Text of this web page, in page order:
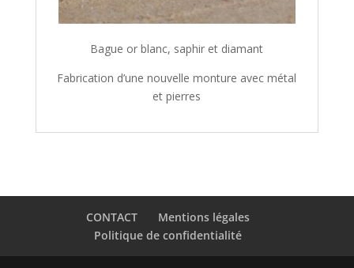
Bague or blanc, saphir et diamant
Fabrication d’une nouvelle monture avec métal
et pierres
CONTACT
Mentions légales
Politique de confidentialité